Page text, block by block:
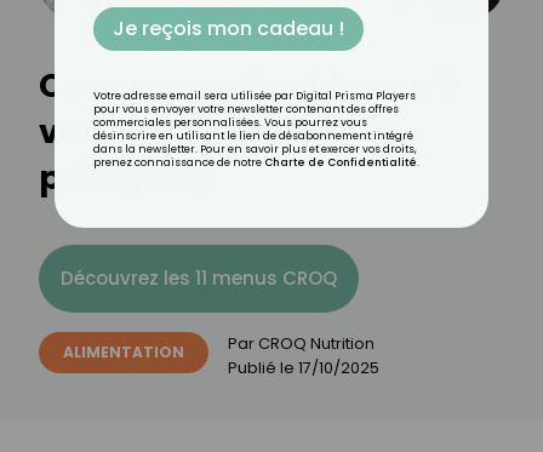
Ces crèmes liquides qu’il
vaut mieux éviter (et
pourquoi)
Découvrez les 11 menus CROQ
ALIMENTATION Par CROQ Nutrition
Publié le 17/10/2025
Je reçois mon cadeau !
Votre adresse email sera utilisée par Digital Prisma Players
pour vous envoyer votre newsletter contenant des offres
commerciales personnalisées. Vous pourrez vous
désinscrire en utilisant le lien de désabonnement intégré
dans la newsletter. Pour en savoir plus et exercer vos droits,
prenez connaissance de notre Charte de Confidentialité.